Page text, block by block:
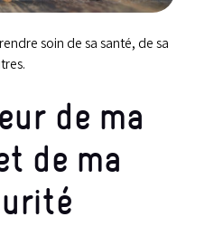
soin de sa santé, de sa
de ma
de ma